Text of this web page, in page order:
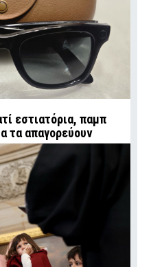
εστιατόρια, παμπ
τα απαγορεύουν